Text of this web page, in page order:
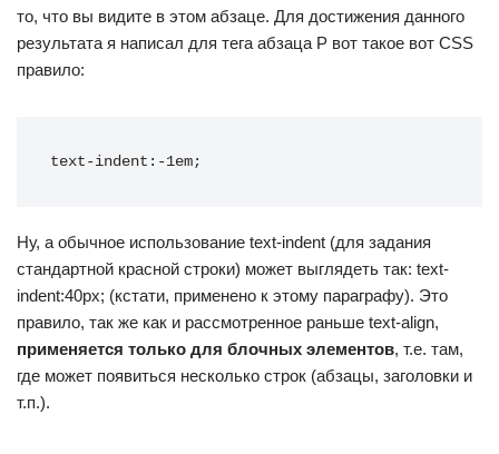
то, что вы видите в этом абзаце. Для достижения данного
результата я написал для тега абзаца P вот такое вот CSS
правило:
text-indent:-1em;
Ну, а обычное использование text-indent (для задания
стандартной красной строки) может выглядеть так: text-
indent:40px; (кстати, применено к этому параграфу). Это
правило, так же как и рассмотренное раньше text-align,
применяется только для блочных элементов, т.е. там,
где может появиться несколько строк (абзацы, заголовки и
т.п.).